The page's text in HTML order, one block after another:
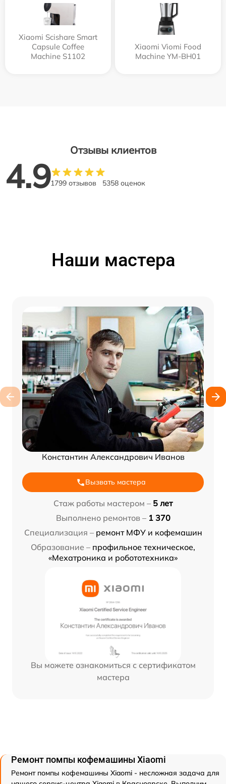
Xiaomi Scishare Smart
Capsule Coffee
Machine S1102
Xiaomi Viomi Food
Machine YM-BH01
Отзывы клиентов
4.91799 отзывов 5358 оценок
Наши мастера
Константин Александрович Иванов
Вызвать мастера
Стаж работы мастером – 5 лет
Выполнено ремонтов – 1 370
Специализация – ремонт МФУ и кофемашин
Образование – профильное техническое,
«Мехатроника и робототехника»
Вы можете ознакомиться с сертификатом
мастера
Ремонт помпы кофемашины Xiaomi
Ремонт помпы кофемашины Xiaomi - несложная задача для